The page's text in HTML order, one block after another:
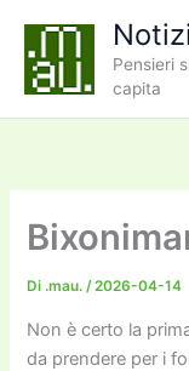
contenuto
Pensieri
capita
Di .mau./2026-04-14
Non è certo la
da prendere per i